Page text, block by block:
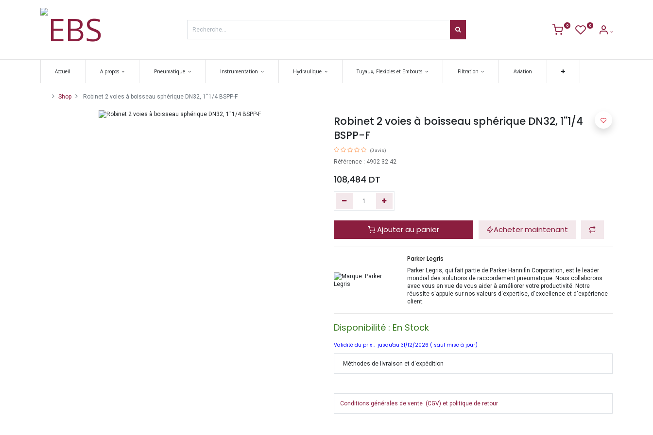
0 0
Accueil A propos Pneumatique Instrumentation Hydraulique Tuyaux, Flexibles et Embouts Filtration Aviation
Shop Robinet 2 voies à boisseau sphérique DN32, 1''1/4 BSPP-F
Robinet 2 voies à boisseau sphérique DN32, 1''1/4
BSPP-F
(0 avis)
Référence : 4902 32 42
108,484 DT
Ajouter au panier Acheter maintenant
Parker Legris
Parker Legris, qui fait partie de Parker Hannifin Corporation, est le leader
mondial des solutions de raccordement pneumatique. Nous collaborons
avec vous en vue de vous aider à améliorer votre productivité. Notre
réussite s'appuie sur nos valeurs d'expertise, d'excellence et d'expérience
client.
Disponibilité : En Stock
Validité du prix : jusqu'au 31/12/2026 ( sauf mise à jour)
Méthodes de livraison et d'expédition
Conditions générales de vente (CGV) et politique de retour